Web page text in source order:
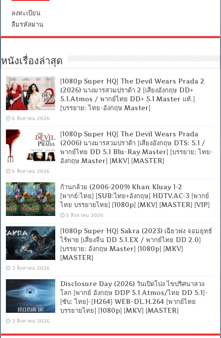
ลงทะเบียน
ลืมรหัสผ่าน
หนังเรื่องล่าสุด
[1080p Super HQ] The Devil Wears Prada 2
(2026) นางมารสวมปราด้า 2 [เสียงอังกฤษ DD+
5.1.Atmos / พากย์ไทย DD+ 5.1 Master แท้.]
[บรรยาย: ไทย-อังกฤษ Master]
6 สิงหาคม 2026
[1080p Super HQ] The Devil Wears Prada
(2006) นางมารสวมปราด้า [เสียงอังกฤษ DTS: 5.1 /
พากย์ไทย DD 5.1 Blu-Ray Master] [บรรยาย: ไทย-
อังกฤษ Master] [MKV] [MASTER]
6 สิงหาคม 2026
ก้านกล้วย (2006-2009) Khan Kluay 1-2
[พากย์:ไทย] [SUB:ไทย+อังกฤษ] HDTV.AC-3 [พากย์
ไทย บรรยายไทย] [1080p] [MKV] [MASTER] [VIP]
5 สิงหาคม 2026
[1080p Super HQ] Sakra (2023) เฉียวฟง จอมยุทธ์
ไร้พ่าย [เสียงจีน DD 5.1.EX / พากย์ไทย DD 2.0]
[บรรยาย: อังกฤษ Master] [1080p] [MKV]
[MASTER]
3 สิงหาคม 2026
Disclosure Day (2026) วันเปิดโปง ไขปริศนาลวง
โลก [พากย์ อังกฤษ DDP 5.1 Atmos/ไทย DD 5.1]-
[ซับ: ไทย]-[H264] WEB-DL.H.264 [พากย์ไทย
บรรยายไทย] [1080p] [MKV] [MASTER]
3 สิงหาคม 2026